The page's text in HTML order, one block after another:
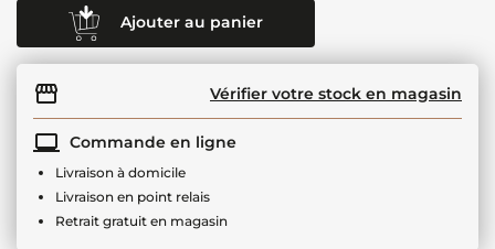
Ajouter au panier
Vérifier votre stock en magasin
Commande en ligne
Livraison à domicile
Livraison en point relais
Retrait gratuit en magasin